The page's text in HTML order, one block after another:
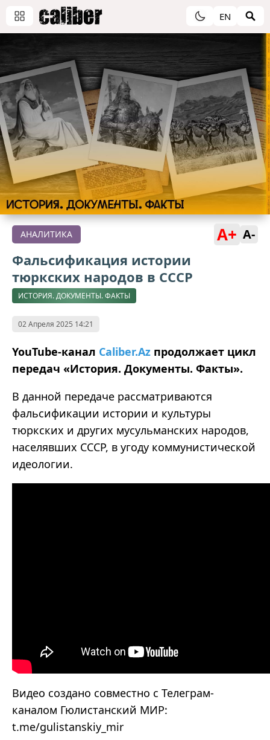
EN
АНАЛИТИКА A+ A-
Фальсификация истории
тюркских народов в СССР
ИСТОРИЯ. ДОКУМЕНТЫ. ФАКТЫ
02 Апреля 2025 14:21
YouTube-канал Caliber.Az продолжает цикл
передач «История. Документы. Факты».
В данной передаче рассматриваются
фальсификации истории и культуры
тюркских и других мусульманских народов,
населявших СССР, в угоду коммунистической
идеологии.
Видео создано совместно с Телеграм-
каналом Гюлистанский МИР:
t.me/gulistanskiy_mir